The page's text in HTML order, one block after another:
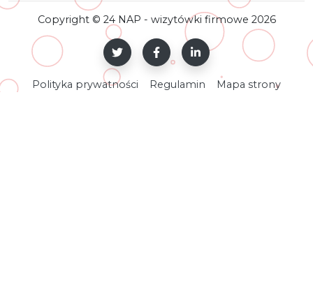
Copyright © 24 NAP - wizytówki firmowe 2026
Polityka prywatności Regulamin Mapa strony